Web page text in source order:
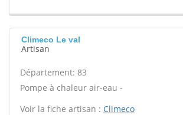
Climeco Le val
Artisan
Département: 83
Pompe à chaleur air-eau -
Voir la fiche artisan : Climeco